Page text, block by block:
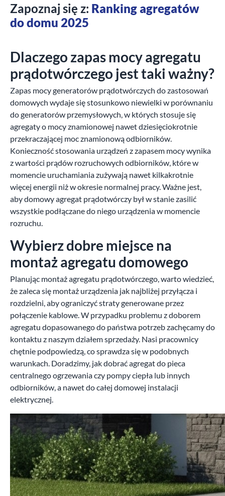
Zapoznaj się z: Ranking agregatów
do domu 2025
Dlaczego zapas mocy agregatu
prądotwórczego jest taki ważny?
Zapas mocy generatorów prądotwórczych do zastosowań
domowych wydaje się stosunkowo niewielki w porównaniu
do generatorów przemysłowych, w których stosuje się
agregaty o mocy znamionowej nawet dziesięciokrotnie
przekraczającej moc znamionową odbiorników.
Konieczność stosowania urządzeń z zapasem mocy wynika
z wartości prądów rozruchowych odbiorników, które w
momencie uruchamiania zużywają nawet kilkakrotnie
więcej energii niż w okresie normalnej pracy. Ważne jest,
aby domowy agregat prądotwórczy był w stanie zasilić
wszystkie podłączane do niego urządzenia w momencie
rozruchu.
Wybierz dobre miejsce na
montaż agregatu domowego
Planując montaż agregatu prądotwórczego, warto wiedzieć,
że zaleca się montaż urządzenia jak najbliżej przyłącza i
rozdzielni, aby ograniczyć straty generowane przez
połączenie kablowe. W przypadku problemu z doborem
agregatu dopasowanego do państwa potrzeb zachęcamy do
kontaktu z naszym działem sprzedaży. Nasi pracownicy
chętnie podpowiedzą, co sprawdza się w podobnych
warunkach. Doradzimy, jak dobrać agregat do pieca
centralnego ogrzewania czy pompy ciepła lub innych
odbiorników, a nawet do całej domowej instalacji
elektrycznej.